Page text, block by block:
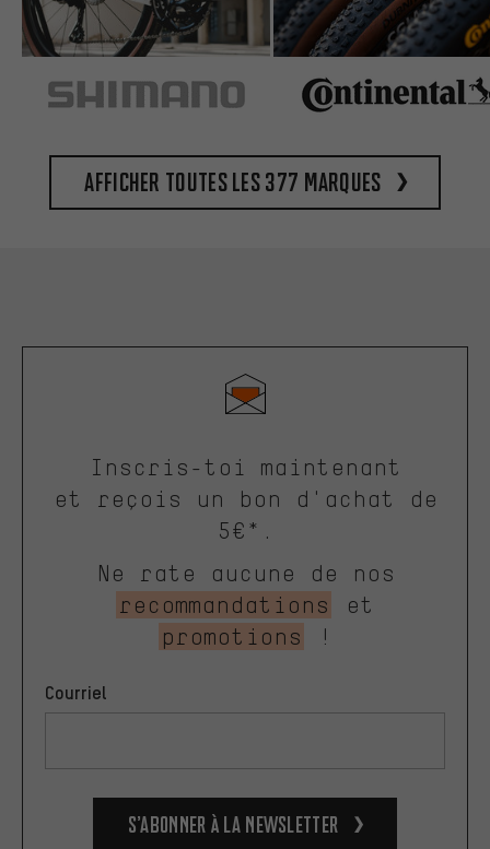
Afficher toutes les 377 marques
Inscris-toi maintenant
et reçois un bon d'achat de
5€*.
Ne rate aucune de nos
recommandations
et
promotions
!
Courriel
S’abonner à la newsletter